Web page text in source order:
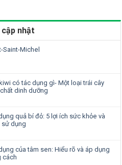
cập nhật
Saint-Michel
có tác dụng gì- Một loại trái cây
dinh dưỡng
quả bí đỏ: 5 lợi ích sức khỏe và
sử dụng
của tâm sen: Hiểu rõ và áp dụng
cách